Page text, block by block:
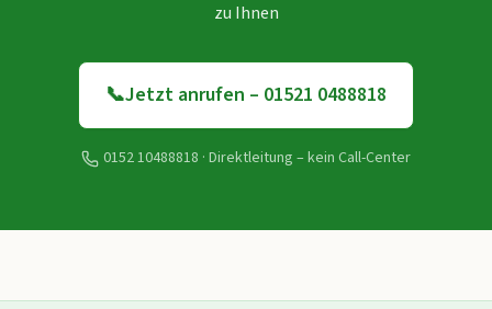
zu Ihnen
📞Jetzt anrufen – 01521 0488818
0152 10488818 · Direktleitung – kein Call-Center